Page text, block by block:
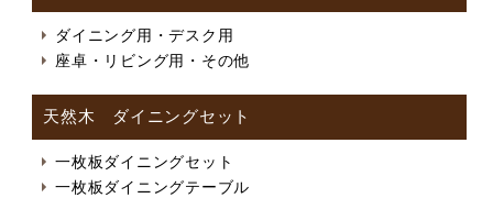
ダイニング用・デスク用
座卓・リビング用・その他
天然木 ダイニングセット
一枚板ダイニングセット
一枚板ダイニングテーブル